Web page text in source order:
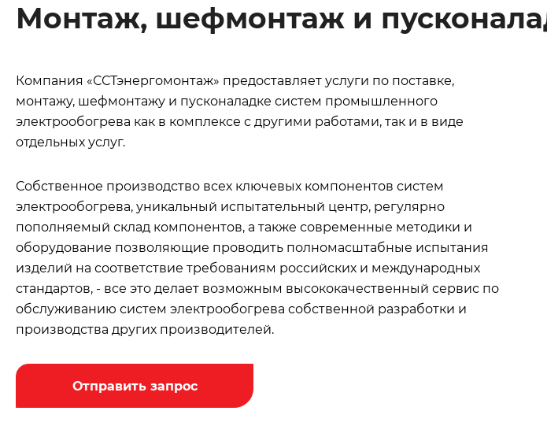
Монтаж, шефмонтаж и
Компания «ССТэнергомонтаж» предоставляет услуги по поставке,
монтажу, шефмонтажу и пусконаладке систем промышленного
электрообогрева как в комплексе с другими работами, так и в виде
отдельных услуг.
Собственное производство всех ключевых компонентов систем
электрообогрева, уникальный испытательный центр, регулярно
пополняемый склад компонентов, а также современные методики и
оборудование позволяющие проводить полномасштабные испытания
изделий на соответствие требованиям российских и международных
стандартов, - все это делает возможным высококачественный сервис по
обслуживанию систем электрообогрева собственной разработки и
производства других производителей.
Отправить запрос